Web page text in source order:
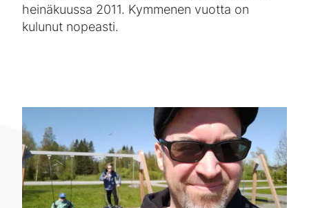
heinäkuussa 2011. Kymmenen vuotta on
kulunut nopeasti.